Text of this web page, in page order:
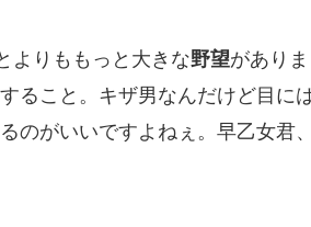
よりももっと大きな野望があり
ること。キザ男なんだけど目に
のがいいですよねぇ。早乙女君